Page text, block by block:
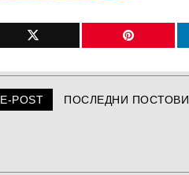
E-POST ПОСЛЕДНИ ПОСТОВИ